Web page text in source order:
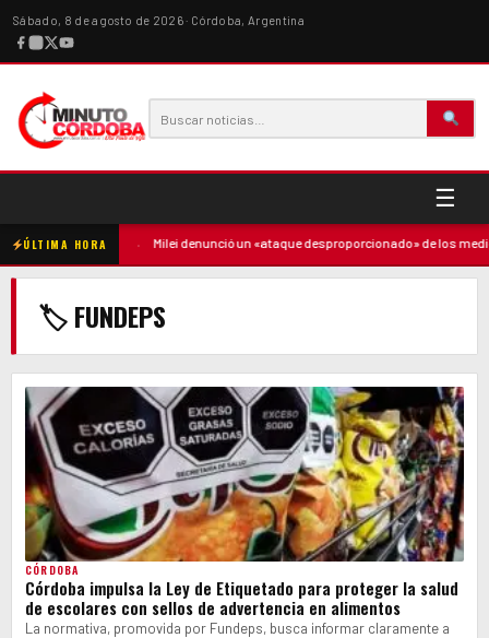
Sábado, 8 de agosto de 2026 · Córdoba, Argentina
☰
ÚLTIMA HORA
contra la madre Milei denunció un «ataque desproporcionado» de los
🏷 FUNDEPS
CÓRDOBA
Córdoba impulsa la Ley de Etiquetado para proteger la salud
de escolares con sellos de advertencia en alimentos
La normativa, promovida por Fundeps, busca informar claramente a